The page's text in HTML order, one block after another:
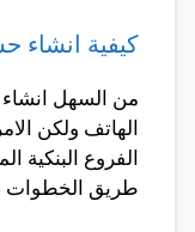
كيفية انشاء
من السهل
الهاتف ولكن
الفروع البنكية
طريق الخطوات